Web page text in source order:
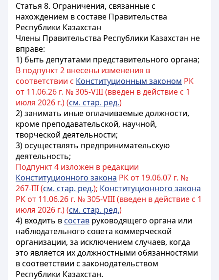
Статья 8. Ограничения, связанные с
нахождением в составе Правительства
Республики Казахстан
Члены Правительства Республики Казахстан не
вправе:
1) быть депутатами представительного органа;
В подпункт 2 внесены изменения в
соответствии с Конституционным законом РК
от 11.06.26 г. № 305-VIII (введен в действие с 1
июля 2026 г.) (см. стар. ред.)
2) занимать иные оплачиваемые должности,
кроме преподавательской, научной,
творческой деятельности;
3) осуществлять предпринимательскую
деятельность;
Подпункт 4 изложен в редакции
Конституционного закона РК от 19.06.07 г. №
267-III (см. стар. ред.); Конституционного закона
РК от 11.06.26 г. № 305-VIII (введен в действие с 1
июля 2026 г.) (см. стар. ред.)
4) входить в состав руководящего органа или
наблюдательного совета коммерческой
организации, за исключением случаев, когда
это является их должностными обязанностями
в соответствии с законодательством
Республики Казахстан.